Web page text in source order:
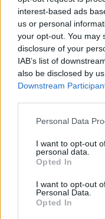
interest-based ads
us or personal
your opt-out. You may
disclosure of your
IAB’s list of
also be disclosed by
Downstream
Personal Data
I want to opt-out
personal data.
Opted In
I want to opt-out
Personal Data.
Opted In
David Hamr, Lucie
Ižurnál
tisknout